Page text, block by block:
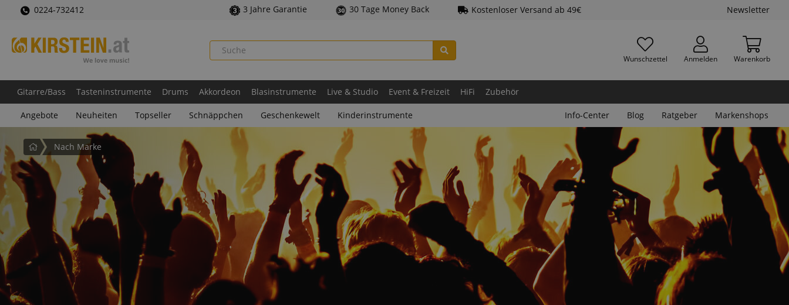
0224-732412 3 Jahre Garantie 30 Tage Money Back Kostenloser Versand ab 49€ Newsletter
Wunschzettel Anmelden Warenkorb
Gitarre/Bass Tasteninstrumente Drums Akkordeon Blasinstrumente Live & Studio Event & Freizeit HiFi Zubehör
Angebote Neuheiten Topseller Schnäppchen Geschenkewelt Kinderinstrumente Info-Center Blog Ratgeber Markenshops
StartseiteNach Marke